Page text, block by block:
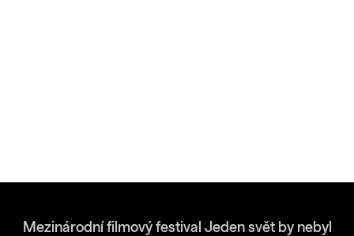
Mezinárodní filmový festival Jeden svět by nebyl